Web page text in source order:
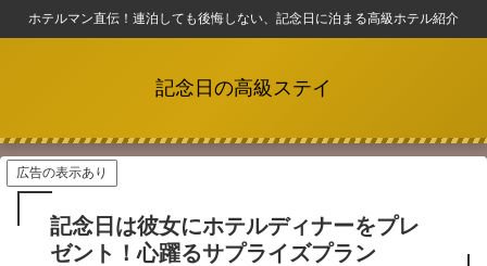
ホテルマン直伝！連泊しても後悔しない、記念日に泊まる高級ホテル紹介
記念日の高級ステイ
広告の表示あり
記念日は彼女にホテルディナーをプレ
ゼント！心躍るサプライズプラン